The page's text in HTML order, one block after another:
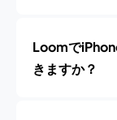
Loomで
きますか？